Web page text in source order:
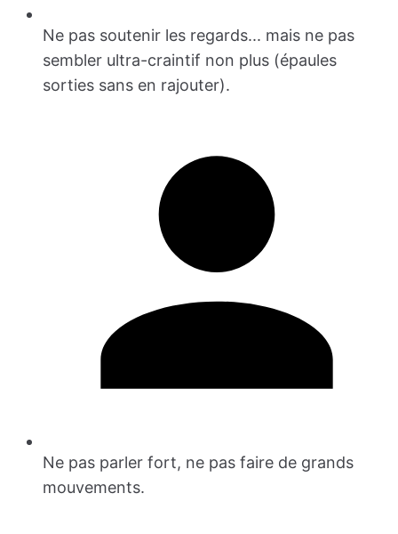
Ne pas soutenir les regards... mais ne pas
sembler ultra-craintif non plus (épaules
sorties sans en rajouter).
Ne pas parler fort, ne pas faire de grands
mouvements.